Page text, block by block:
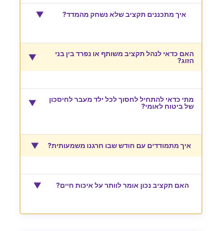
איך מתכננים תקציב שלא נשחק מהמדד? ▼
האם כדאי לנהל תקציב משותף או נפרד בין בני
הזוג?
▼
מתי כדאי להתחיל לחסוך לכל ילד מעבר לחיסכון
של ביטוח לאומי?
▼
איך מתמודדים עם חודש שבו חרגנו משמעותית? ▼
האם תקציב נכון אומר לוותר על איכות חיים? ▼